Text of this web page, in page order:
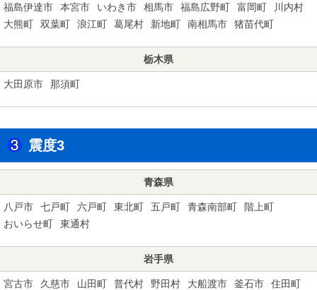
福島伊達市
本宮市 いわき市 相馬市 福島広野町 富岡町
川内村
大熊町
双葉町 浪江町 葛尾村 新地町 南相馬市 猪苗代町
栃木県
大田原市 那須町
震度3
青森県
八戸市 七戸町 六戸町 東北町 五戸町 青森南部町
階上町
おいらせ町
東通村
岩手県
宮古市 久慈市 山田町 普代村 野田村 大船渡市 釜石市
住田町